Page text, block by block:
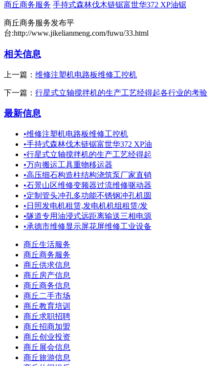
商丘商务服务 手持式森林伐木链锯富世华372 XP油锯
商丘商务服务发布平
台:http://www.jikelianmeng.com/fuwu/33.html
相关信息
上一篇： 维修注塑机电路板维修工控机
下一篇： 行星式立轴搅拌机的生产工艺经得起各行业的考验
最新信息
•维修注塑机电路板维修工控机
•手持式森林伐木链锯富世华372 XP油
•行星式立轴搅拌机的生产工艺经得起
•万向搬运工具重物移运器
•高压细石构造柱结构浇筑泵厂家直销
•石景山区维修变频器过流维修驱动器
•定制管头冲孔多功能不锈钢冲孔机圆
• 日照发电机租赁,发电机机组租赁/发
•隧道专用油浸式远距离输送三相电源
•承德市维修显示屏花屏维修工业设备
商丘生活服务
商丘商务服务
商丘供求信息
商丘房产信息
商丘商务信息
商丘二手市场
商丘教育培训
商丘求职招聘
商丘招商加盟
商丘创业投资
商丘展会信息
商丘旅游信息